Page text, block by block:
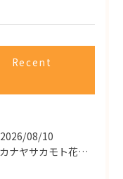
Recent
2026/08/10
サカナヤサカモト花園店